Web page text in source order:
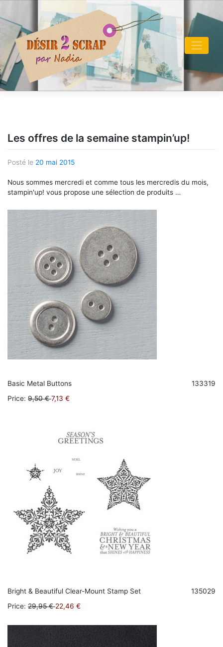
content
Les offres de la semaine stampin’up!
Posté le 20 mai 2015
Nous sommes mercredi et comme tous les mercredis du mois,
stampin'up! vous propose une sélection de produits …
Basic Metal Buttons
133319
Price: 9,50 € 7,13 €
Bright & Beautiful Clear-Mount Stamp Set
135029
Price: 29,95 € 22,46 €